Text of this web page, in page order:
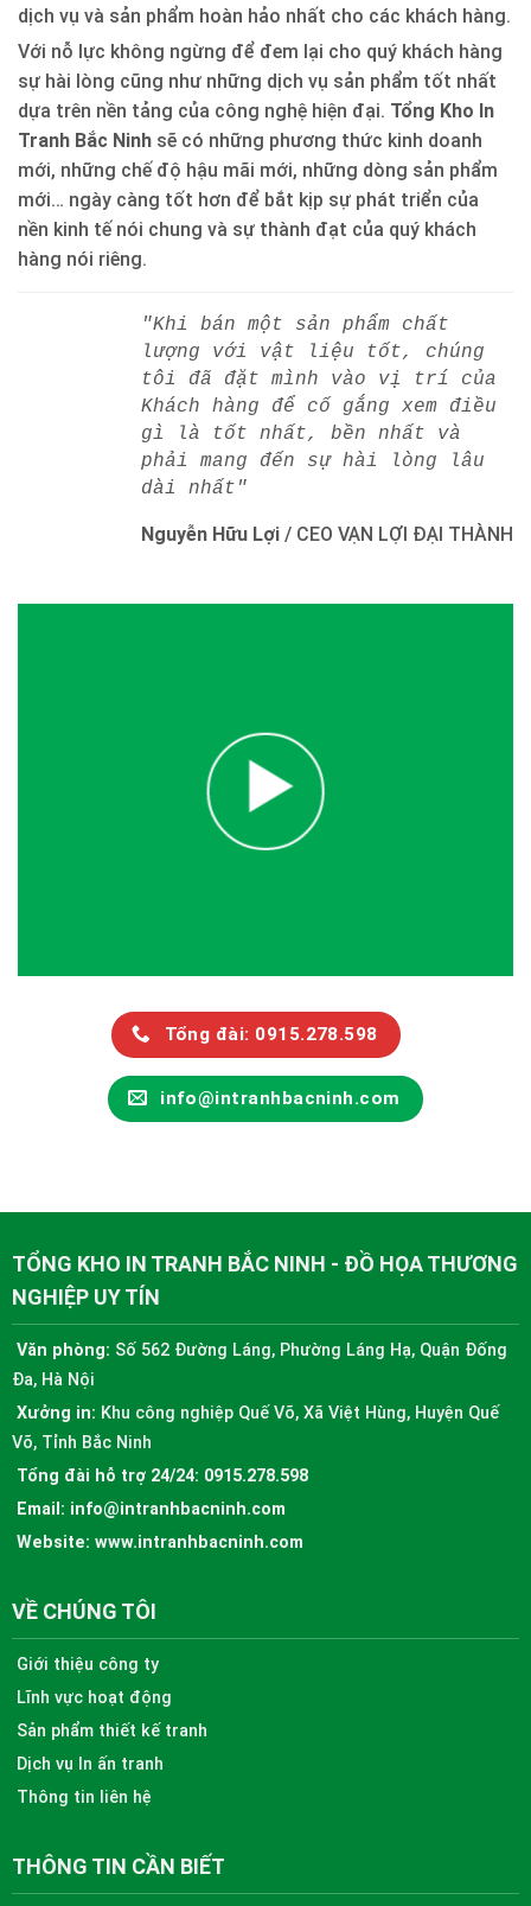
dịch vụ và sản phẩm hoàn hảo nhất cho các khách hàng.
Với nỗ lực không ngừng để đem lại cho quý khách hàng
sự hài lòng cũng như những dịch vụ sản phẩm tốt nhất
dựa trên nền tảng của công nghệ hiện đại. Tổng Kho In
Tranh Bắc Ninh sẽ có những phương thức kinh doanh
mới, những chế độ hậu mãi mới, những dòng sản phẩm
mới… ngày càng tốt hơn để bắt kịp sự phát triển của
nền kinh tế nói chung và sự thành đạt của quý khách
hàng nói riêng.
"Khi bán một sản phẩm chất
lượng với vật liệu tốt, chúng
tôi đã đặt mình vào vị trí của
Khách hàng để cố gắng xem điều
gì là tốt nhất, bền nhất và
phải mang đến sự hài lòng lâu
dài nhất"
Nguyễn Hữu Lợi / CEO VẠN LỢI ĐẠI THÀNH
Tổng đài: 0915.278.598
info@intranhbacninh.com
TỔNG KHO IN TRANH BẮC NINH - ĐỒ HỌA THƯƠNG
NGHIỆP UY TÍN
Văn phòng: Số 562 Đường Láng, Phường Láng Hạ, Quận Đống
Đa, Hà Nội
Xưởng in: Khu công nghiệp Quế Võ, Xã Việt Hùng, Huyện Quế
Võ, Tỉnh Bắc Ninh
Tổng đài hỗ trợ 24/24: 0915.278.598
Email: info@intranhbacninh.com
Website: www.intranhbacninh.com
VỀ CHÚNG TÔI
Giới thiệu công ty
Lĩnh vực hoạt động
Sản phẩm thiết kế tranh
Dịch vụ In ấn tranh
Thông tin liên hệ
THÔNG TIN CẦN BIẾT